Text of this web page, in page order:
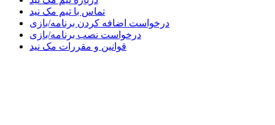
تماس با تیم مک نید
درخواست اضافه کردن برنامه/بازی
درخواست نصب برنامه/بازی
قوانین و مقررات مک نید